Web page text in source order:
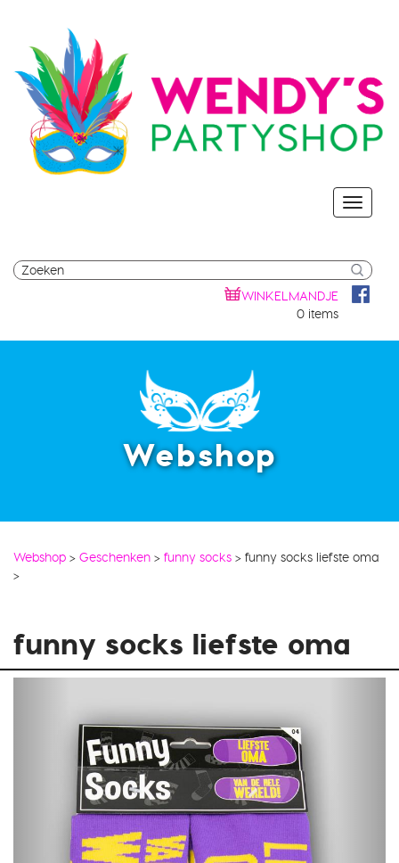
WINKELMANDJE
0 items
Webshop
Webshop > Geschenken > funny socks > funny socks liefste oma
>
funny socks liefste oma